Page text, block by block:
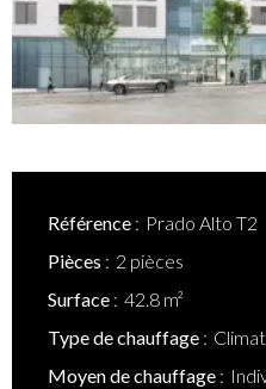
Référence
Prado Alto T2
Pièces
2 pièces
Surface
42.8 m²
Type de chauffage
Moyen de chauffage